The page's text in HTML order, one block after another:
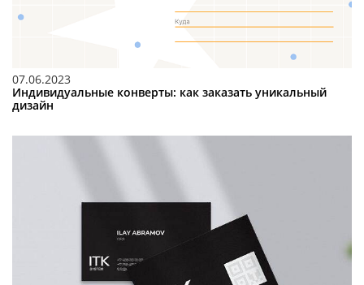
07.06.2023
Индивидуальные конверты: как заказать уникальный
дизайн